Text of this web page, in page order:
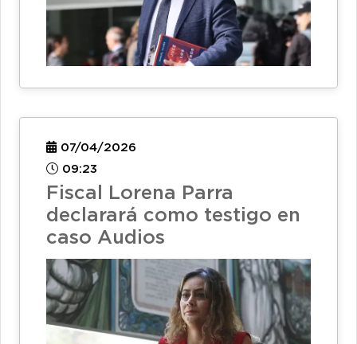
07/04/2026
09:23
Fiscal Lorena Parra
declarará como testigo en
caso Audios